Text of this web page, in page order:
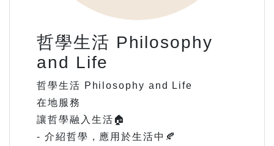
哲學生活 Philosophy
and Life
哲學生活 Philosophy and Life
在地服務
讓哲學融入生活🏠
- 介紹哲學，應用於生活中🍂